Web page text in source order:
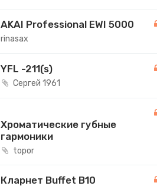
AKAI Professional EWI 5000
rinasax
YFL -211(s)
Сергей 1961
Хроматические губные
гармоники
topor
Кларнет Buffet B10